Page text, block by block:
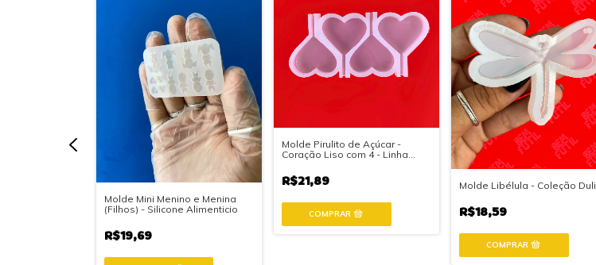
Molde Mini Menino e Menina
(Filhos) - Silicone Alimenticio
R$19,69
Molde Pirulito de Açúcar -
Coração Liso com 4 - Linha
R$21,89 Molde Libélula - Coleção Duli
R$18,59